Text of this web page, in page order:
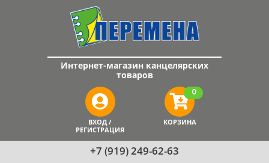
+7 (919) 249-62-63
Интернет-магазин канцелярских
товаров
ВХОД /
РЕГИСТРАЦИЯ
КОРЗИНА
0